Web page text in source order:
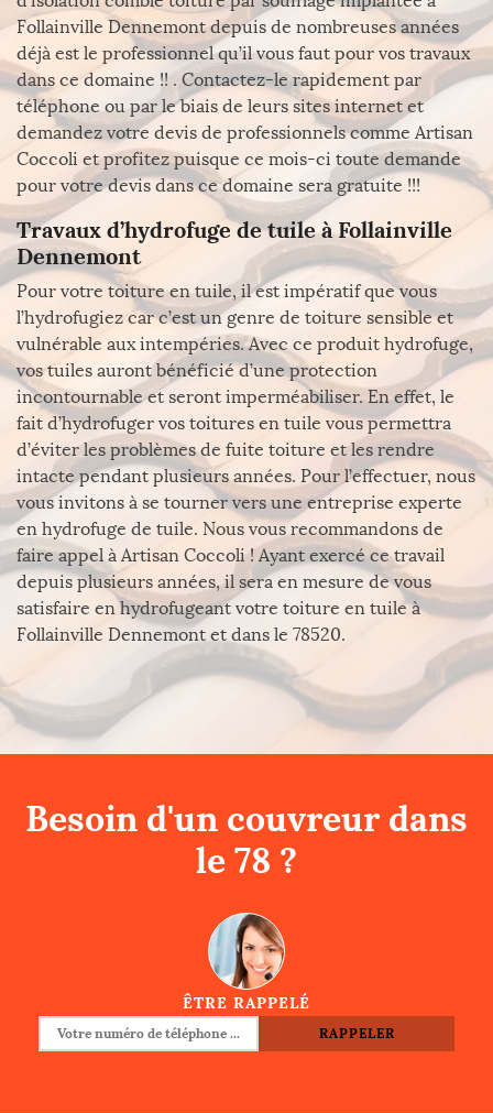
Follainville Dennemont depuis de nombreuses années
déjà est le professionnel qu’il vous faut pour vos travaux
dans ce domaine !! . Contactez-le rapidement par
téléphone ou par le biais de leurs sites internet et
demandez votre devis de professionnels comme Artisan
Coccoli et profitez puisque ce mois-ci toute demande
pour votre devis dans ce domaine sera gratuite !!!
Travaux d’hydrofuge de tuile à Follainville
Dennemont
Pour votre toiture en tuile, il est impératif que vous
l’hydrofugiez car c’est un genre de toiture sensible et
vulnérable aux intempéries. Avec ce produit hydrofuge,
vos tuiles auront bénéficié d’une protection
incontournable et seront imperméabiliser. En effet, le
fait d’hydrofuger vos toitures en tuile vous permettra
d’éviter les problèmes de fuite toiture et les rendre
intacte pendant plusieurs années. Pour l’effectuer, nous
vous invitons à se tourner vers une entreprise experte
en hydrofuge de tuile. Nous vous recommandons de
faire appel à Artisan Coccoli ! Ayant exercé ce travail
depuis plusieurs années, il sera en mesure de vous
satisfaire en hydrofugeant votre toiture en tuile à
Follainville Dennemont et dans le 78520.
Besoin d'un couvreur dans
le 78 ?
ÊTRE RAPPELÉ